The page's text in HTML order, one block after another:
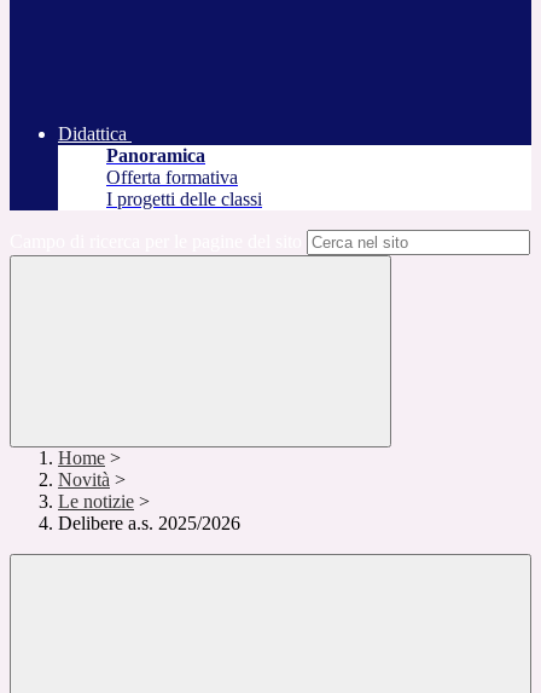
Didattica
Panoramica
Offerta formativa
I progetti delle classi
Home >
Novità >
Le notizie >
Delibere a.s. 2025/2026